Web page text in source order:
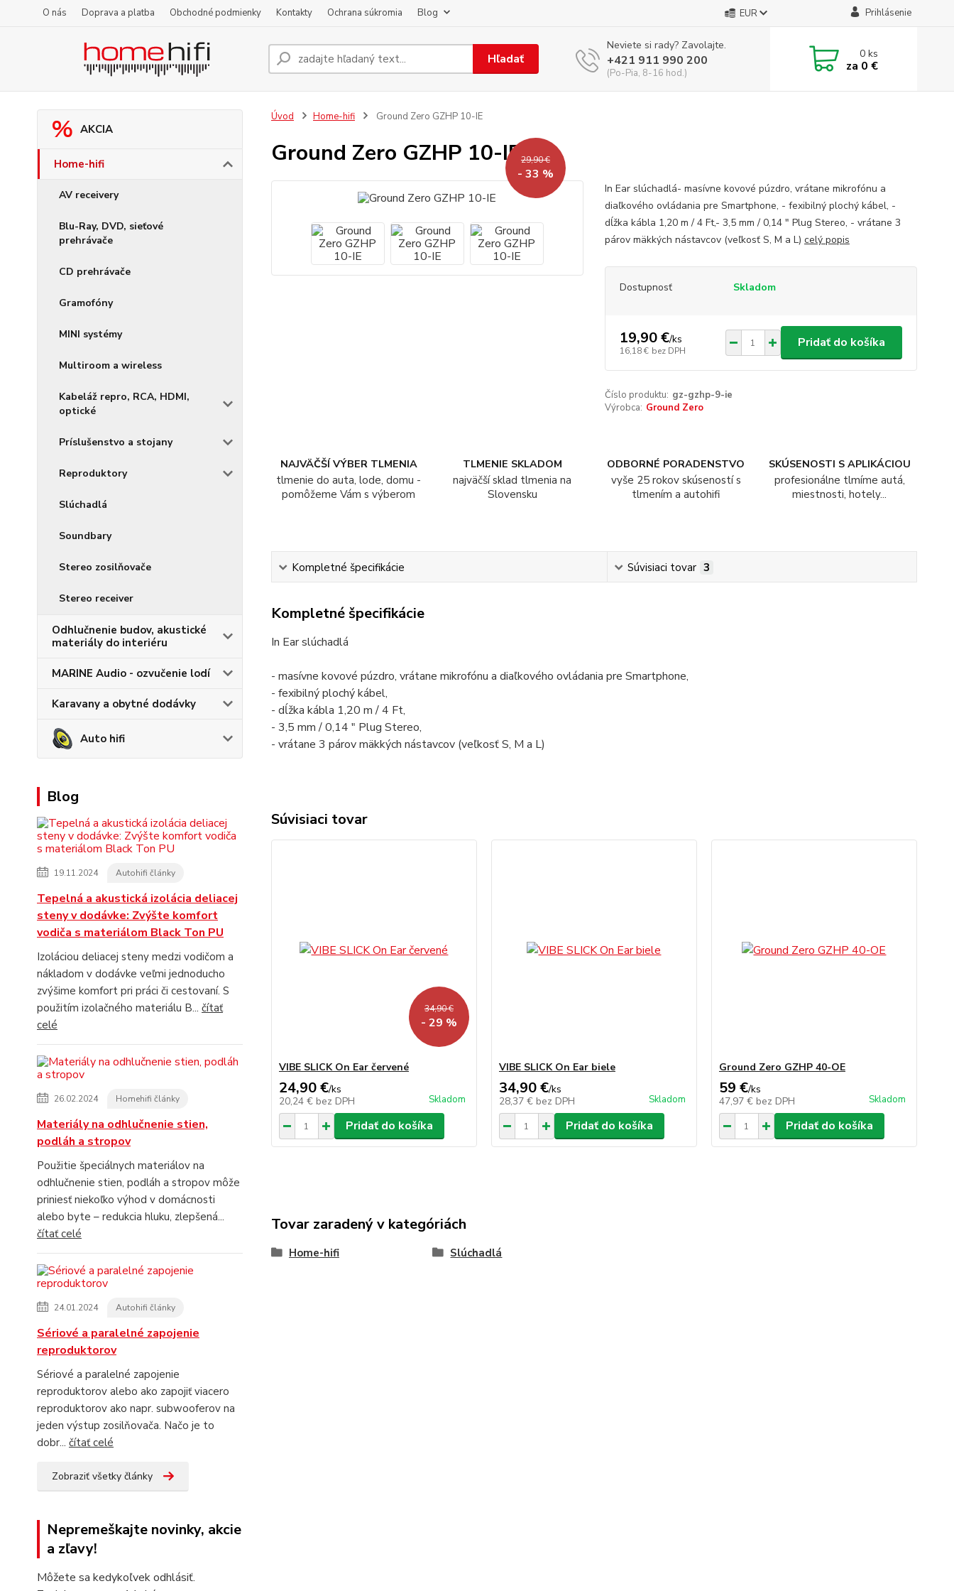
O nás Doprava a platba Obchodné podmienky Kontakty Ochrana súkromia Blog EUR Prihlásenie
Hľadať
Neviete si rady? Zavolajte.
+421 911 990 200
(Po-Pia, 8-16 hod.)
0ks
za 0 €
AKCIA
Home-hifi
AV receivery
Blu-Ray, DVD, sieťové
prehrávače
CD prehrávače
Gramofóny
MINI systémy
Multiroom a wireless
Kabeláž repro, RCA, HDMI,
optické
Príslušenstvo a stojany
Reproduktory
Slúchadlá
Soundbary
Stereo zosilňovače
Stereo receiver
Odhlučnenie budov, akustické
materiály do interiéru
MARINE Audio - ozvučenie lodí
Karavany a obytné dodávky
Auto hifi
Blog
19.11.2024 Autohifi články
Tepelná a akustická izolácia deliacej
steny v dodávke: Zvýšte komfort
vodiča s materiálom Black Ton PU
Izoláciou deliacej steny medzi vodičom a
nákladom v dodávke veľmi jednoducho
zvýšime komfort pri práci či cestovaní. S
použitím izolačného materiálu B... čítať
celé
26.02.2024 Homehifi články
Materiály na odhlučnenie stien,
podláh a stropov
Použitie špeciálnych materiálov na
odhlučnenie stien, podláh a stropov môže
priniesť niekoľko výhod v domácnosti
alebo byte – redukcia hluku, zlepšená...
čítať celé
24.01.2024 Autohifi články
Sériové a paralelné zapojenie
reproduktorov
Sériové a paralelné zapojenie
reproduktorov alebo ako zapojiť viacero
reproduktorov ako napr. subwooferov na
jeden výstup zosilňovača. Načo je to
dobr... čítať celé
Zobraziť všetky články
Nepremeškajte novinky, akcie
a zľavy!
Môžete sa kedykoľvek odhlásiť.
Úvod Home-hifi Ground Zero GZHP 10-IE
Ground Zero GZHP 10-IE29,90 €
- 33 %
In Ear slúchadlá- masívne kovové púzdro, vrátane mikrofónu a
diaľkového ovládania pre Smartphone, - fexibilný plochý kábel, -
dĺžka kábla 1,20 m / 4 Ft,- 3,5 mm / 0,14 " Plug Stereo, - vrátane 3
párov mäkkých nástavcov (veľkosť S, M a L) celý popis
Dostupnosť Skladom
19,90 €/ks
16,18 € bez DPH
Pridať do košíka
Číslo produktu: gz-gzhp-9-ie
Výrobca: Ground Zero
NAJVÄČŠÍ VÝBER TLMENIA
tlmenie do auta, lode, domu -
pomôžeme Vám s výberom
TLMENIE SKLADOM
najväčší sklad tlmenia na
Slovensku
ODBORNÉ PORADENSTVO
vyše 25 rokov skúseností s
tlmením a autohifi
SKÚSENOSTI S APLIKÁCIOU
profesionálne tlmíme autá,
miestnosti, hotely...
Kompletné špecifikácie Súvisiaci tovar 3
Kompletné špecifikácie
In Ear slúchadlá
- masívne kovové púzdro, vrátane mikrofónu a diaľkového ovládania pre Smartphone,
- fexibilný plochý kábel,
- dĺžka kábla 1,20 m / 4 Ft,
- 3,5 mm / 0,14 " Plug Stereo,
- vrátane 3 párov mäkkých nástavcov (veľkosť S, M a L)
Súvisiaci tovar
34,90 €
- 29 %
VIBE SLICK On Ear červené
24,90 €/ks
20,24 € bez DPH Skladom
Pridať do košíka
VIBE SLICK On Ear biele
34,90 €/ks
28,37 € bez DPH Skladom
Pridať do košíka
Ground Zero GZHP 40-OE
59 €/ks
47,97 € bez DPH Skladom
Pridať do košíka
Tovar zaradený v kategóriách
Home-hifi Slúchadlá